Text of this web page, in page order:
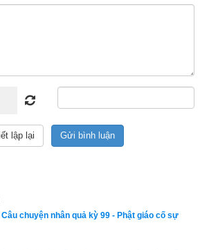
cười lớn, khi thì mi lại khóc to, là tại sao
thầy của các người rồi hãy hỏi lại tôi câu
dê về, đem mọi sự kể lại cho thầy nghe.
kể xong hỏi dê:
lại khóc?
chuyện nhân quả kỳ 99 - Phật giáo cố sự